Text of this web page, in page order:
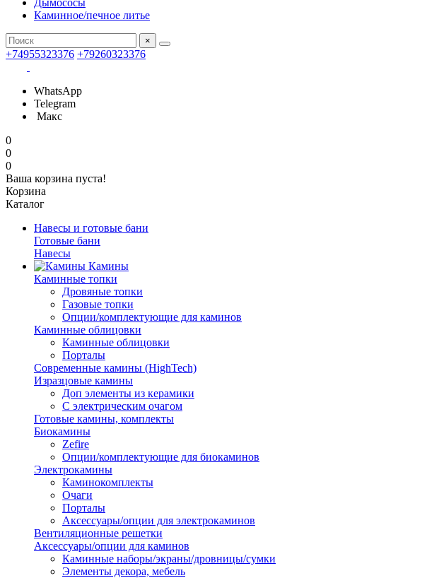
Дымососы
Каминное/печное литье
×
+74955323376 +79260323376
WhatsApp
Telegram
Макс
0
0
0
Ваша корзина пуста!
Корзина
Каталог
Навесы и готовые бани
Готовые бани
Навесы
Камины
Каминные топки
Дровяные топки
Газовые топки
Опции/комплектующие для каминов
Каминные облицовки
Каминные облицовки
Порталы
Современные камины (HighTech)
Изразцовые камины
Доп элементы из керамики
С электрическим очагом
Готовые камины, комплекты
Биокамины
Zefire
Опции/комплектующие для биокаминов
Электрокамины
Каминокомплекты
Очаги
Порталы
Аксессуары/опции для электрокаминов
Вентиляционные решетки
Аксессуары/опции для каминов
Каминные наборы/экраны/дровницы/сумки
Элементы декора, мебель